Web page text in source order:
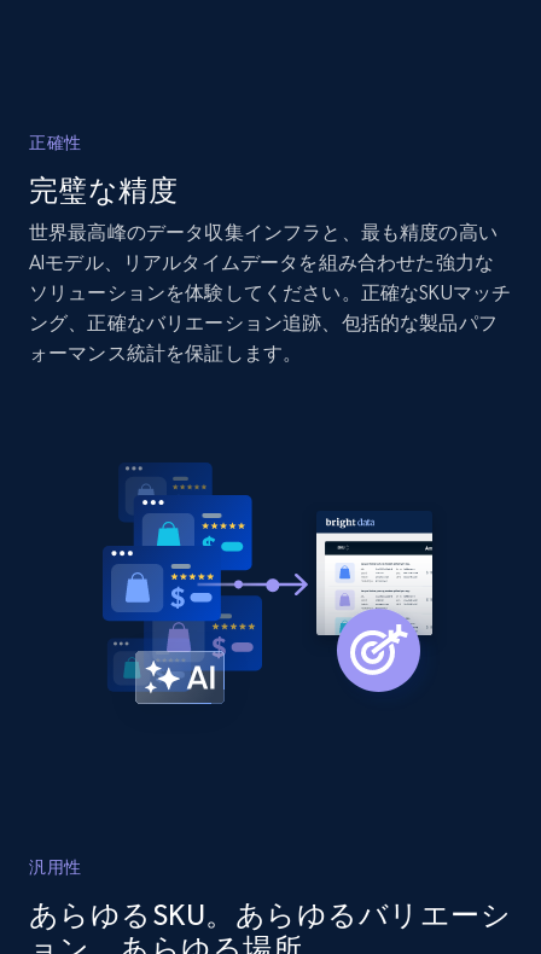
products by specific category URL
price, Currency, Availability, Reviews count, and
more.
2.1K+ 375+ 今すぐ始める
Title, Seller name, Brand, Description, Initial
price, Currency, Availability, Reviews count, and
2.1K+ 375+ 今すぐ始める
Amazon products global dataset - Collects
正確性
完璧な精度
世界最高峰のデータ収集インフラと、最も精度の高い
AIモデル、リアルタイムデータを組み合わせた強力な
ソリューションを体験してください。正確なSKUマッチ
ング、正確なバリエーション追跡、包括的な製品パフ
ォーマンス統計を保証します。
汎用性
あらゆるSKU。あらゆるバリエーシ